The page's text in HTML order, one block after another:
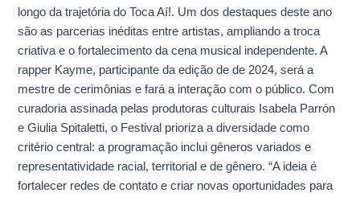
longo da trajetória do Toca Aí!. Um dos destaques deste ano
são as parcerias inéditas entre artistas, ampliando a troca
criativa e o fortalecimento da cena musical independente. A
rapper Kayme, participante da edição de de 2024, será a
mestre de cerimônias e fará a interação com o público. Com
curadoria assinada pelas produtoras culturais Isabela Parrón
e Giulia Spitaletti, o Festival prioriza a diversidade como
critério central: a programação inclui gêneros variados e
representatividade racial, territorial e de gênero. “A ideia é
fortalecer redes de contato e criar novas oportunidades para